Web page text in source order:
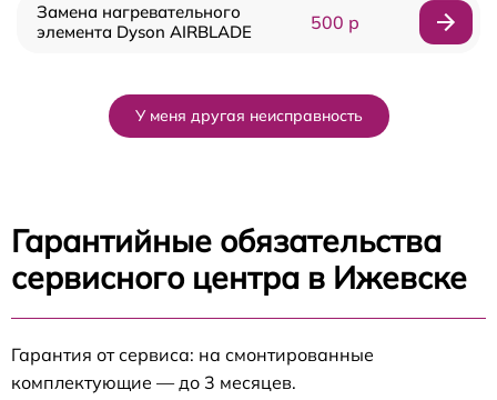
Замена нагревательного
элемента Dyson AIRBLADE
500 р
У меня другая неисправность
Гарантийные обязательства
сервисного центра в Ижевске
Гарантия от сервиса: на смонтированные
комплектующие — до 3 месяцев.